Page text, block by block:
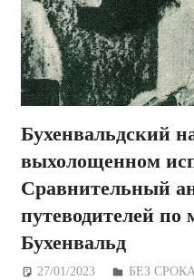
Бухенвальдский
выхолощенном
Сравнительный
путеводителей по
Бухенвальд
27/01/2023 Дежурный
БЕЗ